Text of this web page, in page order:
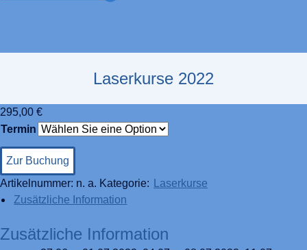
Laserkurse 2022
295,00 €
Termin
Zur Buchung
Artikelnummer: n. a. Kategorie:
Laserkurse
Zusätzliche Information
Zusätzliche Information